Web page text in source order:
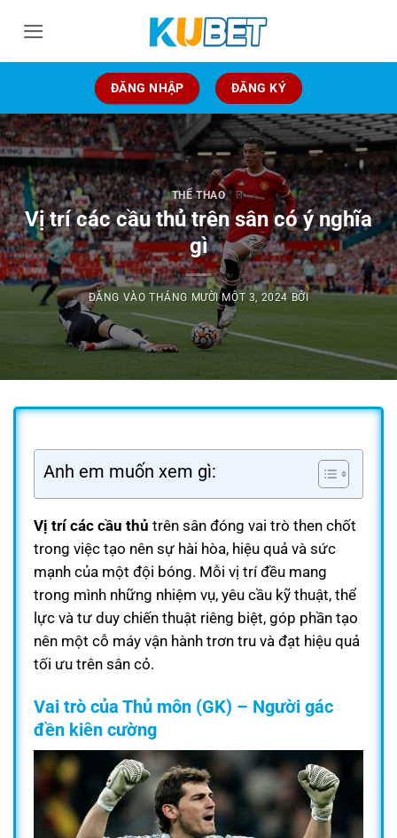
ĐĂNG NHẬP ĐĂNG KÝ
THỂ THAO
Vị trí các cầu thủ trên sân có ý nghĩa
gì
ĐĂNG VÀO THÁNG MƯỜI MỘT 3, 2024 BỞI
Anh em muốn xem gì:
Vị trí các cầu thủ trên sân đóng vai trò then chốt
trong việc tạo nên sự hài hòa, hiệu quả và sức
mạnh của một đội bóng. Mỗi vị trí đều mang
trong mình những nhiệm vụ, yêu cầu kỹ thuật, thể
lực và tư duy chiến thuật riêng biệt, góp phần tạo
nên một cỗ máy vận hành trơn tru và đạt hiệu quả
tối ưu trên sân cỏ.
Vai trò của Thủ môn (GK) – Người gác
đền kiên cường